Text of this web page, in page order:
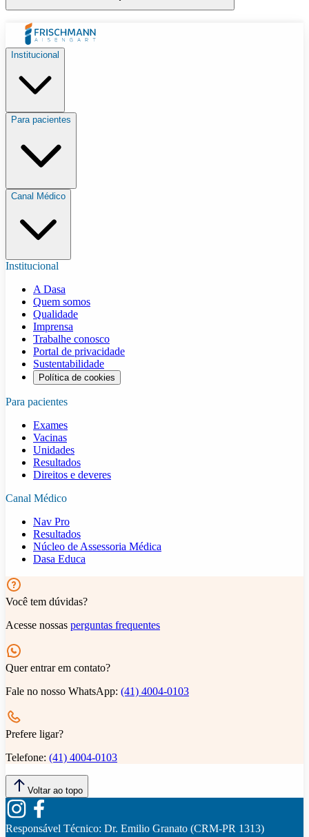
Institucional
Para pacientes
Canal Médico
Institucional
A Dasa
Quem somos
Qualidade
Imprensa
Trabalhe conosco
Portal de privacidade
Sustentabilidade
Política de cookies
Para pacientes
Exames
Vacinas
Unidades
Resultados
Direitos e deveres
Canal Médico
Nav Pro
Resultados
Núcleo de Assessoria Médica
Dasa Educa
Você tem dúvidas?
Acesse nossas perguntas frequentes
Quer entrar em contato?
Fale no nosso WhatsApp: (41) 4004-0103
Prefere ligar?
Telefone: (41) 4004-0103
Voltar ao topo
Responsável Técnico: Dr. Emilio Granato (CRM-PR 1313)